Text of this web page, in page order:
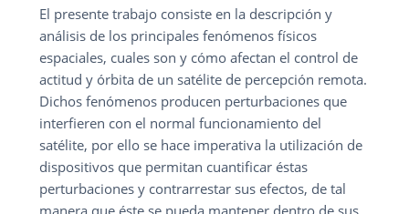
El presente trabajo consiste en la descripción y
análisis de los principales fenómenos físicos
espaciales, cuales son y cómo afectan el control de
actitud y órbita de un satélite de percepción remota.
Dichos fenómenos producen perturbaciones que
interfieren con el normal funcionamiento del
satélite, por ello se hace imperativa la utilización de
dispositivos que permitan cuantificar éstas
perturbaciones y contrarrestar sus efectos, de tal